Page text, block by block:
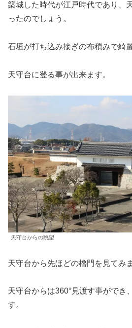
築城した時代が江戸時代であり、
ったのでしょう。
石垣が打ち込み接ぎの布積みで綺
天守台に登る事が出来ます。
天守台からの眺望
天守台から先ほどの櫓門を見てみま
天守台からは360°見渡す事ができ
す。